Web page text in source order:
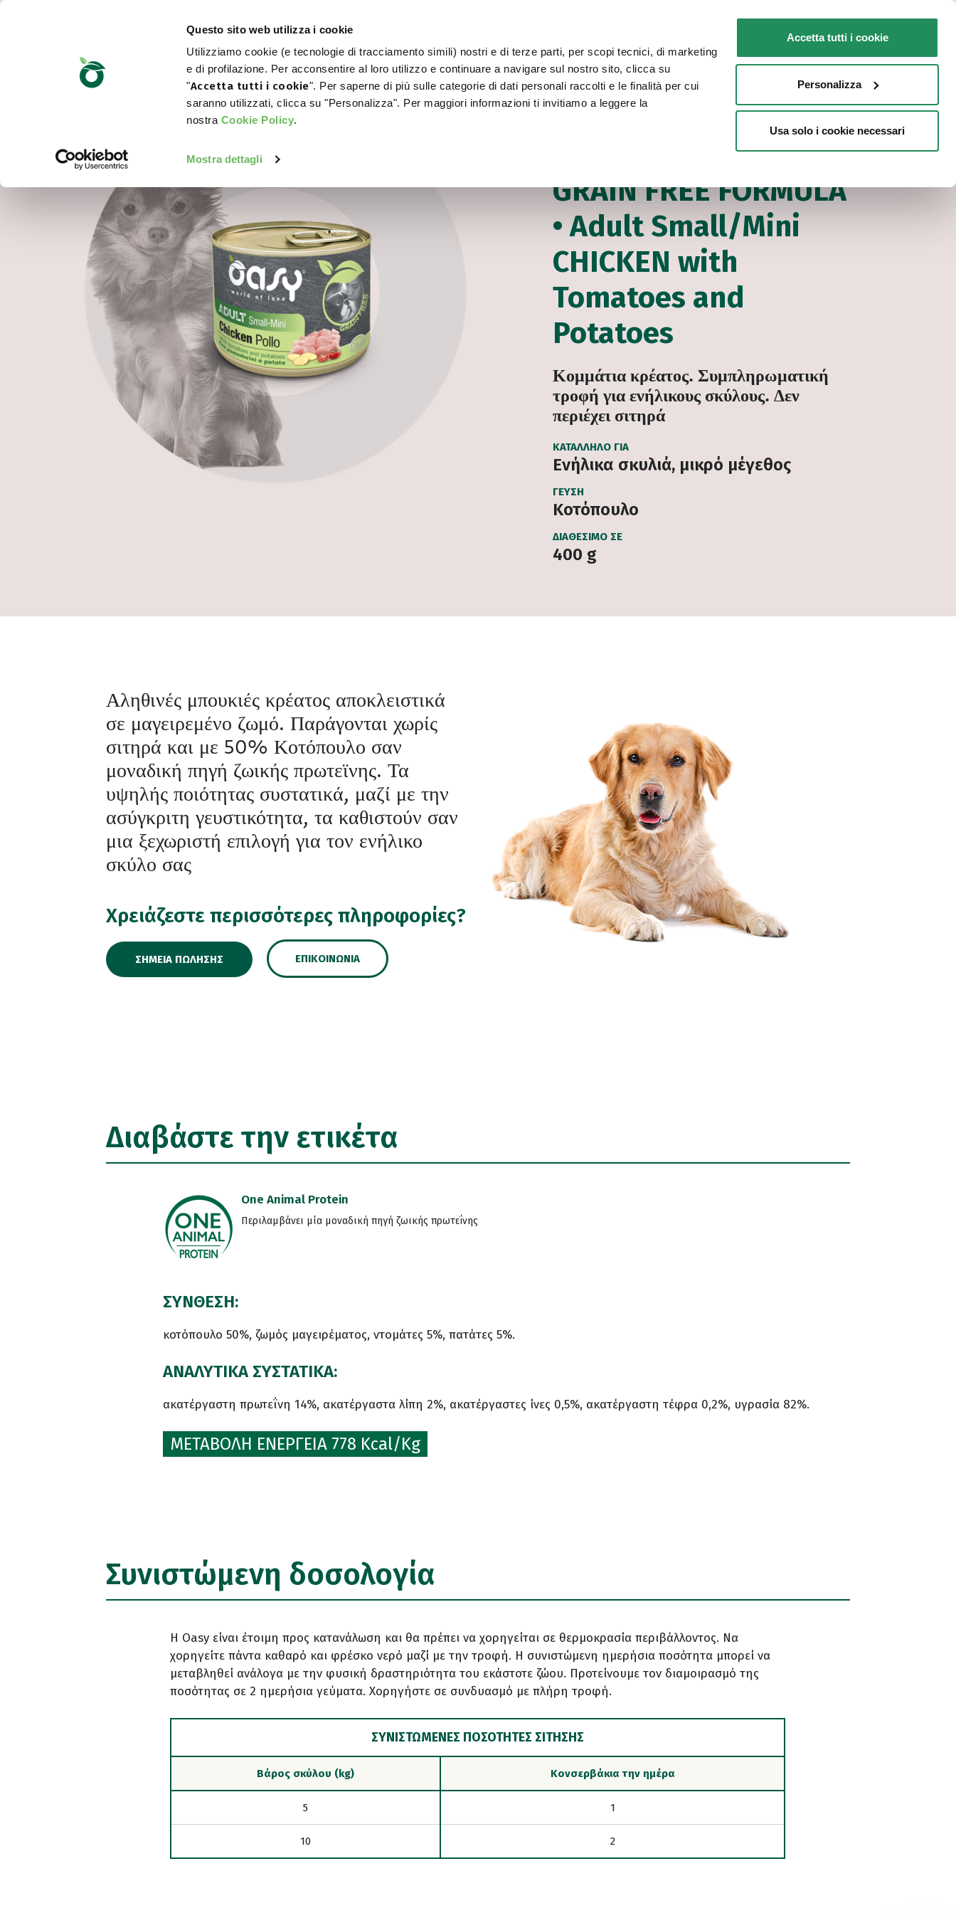
Questo sito web utilizza i cookie
Utilizziamo cookie (e tecnologie di tracciamento simili) nostri e di terze parti, per scopi tecnici, di marketing
e di profilazione. Per acconsentire al loro utilizzo e continuare a navigare sul nostro sito, clicca su
"Accetta tutti i cookie". Per saperne di più sulle categorie di dati personali raccolti e le finalità per cui
saranno utilizzati, clicca su "Personalizza". Per maggiori informazioni ti invitiamo a leggere la
nostra Cookie Policy.
Mostra dettagli
Accetta tutti i cookie
Personalizza
Usa solo i cookie necessari
Επικοινωνία
WORLD OF LOVE ΓΙΑ ΤΟΝ ΣΚΎΛΟ ΣΑΣ ΓΙΑ ΤΗ ΓΆΤΑ ΣΑΣ ΣΗΜΕΙΑ ΠΩΛΗΣΗΣ
Υγρή τροφή Grain Free Formula
GRAIN FREE FORMULA
• Adult Small/Mini
CHICKEN with
Tomatoes and
Potatoes
Κομμάτια κρέατος. Συμπληρωματική
τροφή για ενήλικους σκύλους. Δεν
περιέχει σιτηρά
ΚΑΤΆΛΛΗΛΟ ΓΙΑ
Ενήλικα σκυλιά, μικρό μέγεθος
ΓΕΎΣΗ
Κοτόπουλο
ΔΙΑΘΈΣΙΜΟ ΣΕ
400 g
Αληθινές μπουκιές κρέατος αποκλειστικά
σε μαγειρεμένο ζωμό. Παράγονται χωρίς
σιτηρά και με 50% Κοτόπουλο σαν
μοναδική πηγή ζωικής πρωτεϊνης. Τα
υψηλής ποιότητας συστατικά, μαζί με την
ασύγκριτη γευστικότητα, τα καθιστούν σαν
μια ξεχωριστή επιλογή για τον ενήλικο
σκύλο σας
Χρειάζεστε περισσότερες πληροφορίες?
ΣΗΜΕΊΑ ΠΏΛΗΣΗΣ ΕΠΙΚΟΙΝΩΝΊΑ
Διαβάστε την ετικέτα
One Animal Protein
Περιλαμβάνει μία μοναδική πηγή ζωικής πρωτεΐνης
ΣΥΝΘΕΣΗ:
κοτόπουλο 50%, ζωμός μαγειρέματος, ντομάτες 5%, πατάτες 5%.
ΑΝΑΛΥΤΙΚΑ ΣΥΣΤΑΤΙΚΑ:
ακατέργαστη πρωτεΐνη 14%, ακατέργαστα λίπη 2%, ακατέργαστες ίνες 0,5%, ακατέργαστη τέφρα 0,2%, υγρασία 82%.
ΜΕΤΑΒΟΛΗ ΕΝΕΡΓΕΙΑ 778 Kcal/Kg
Συνιστώμενη δοσολογία
Η Oasy είναι έτοιμη προς κατανάλωση και θα πρέπει να χορηγείται σε θερμοκρασία περιβάλλοντος. Να
χορηγείτε πάντα καθαρό και φρέσκο νερό μαζί με την τροφή. Η συνιστώμενη ημερήσια ποσότητα μπορεί να
μεταβληθεί ανάλογα με την φυσική δραστηριότητα του εκάστοτε ζώου. Προτείνουμε τον διαμοιρασμό της
ποσότητας σε 2 ημερήσια γεύματα. Χορηγήστε σε συνδυασμό με πλήρη τροφή.
ΣΥΝΙΣΤΏΜΕΝΕΣ ΠΟΣΌΤΗΤΕΣ ΣΊΤΗΣΗΣ
Βάρος σκύλου (kg) Κονσερβάκια την ημέρα
5 1
10 2